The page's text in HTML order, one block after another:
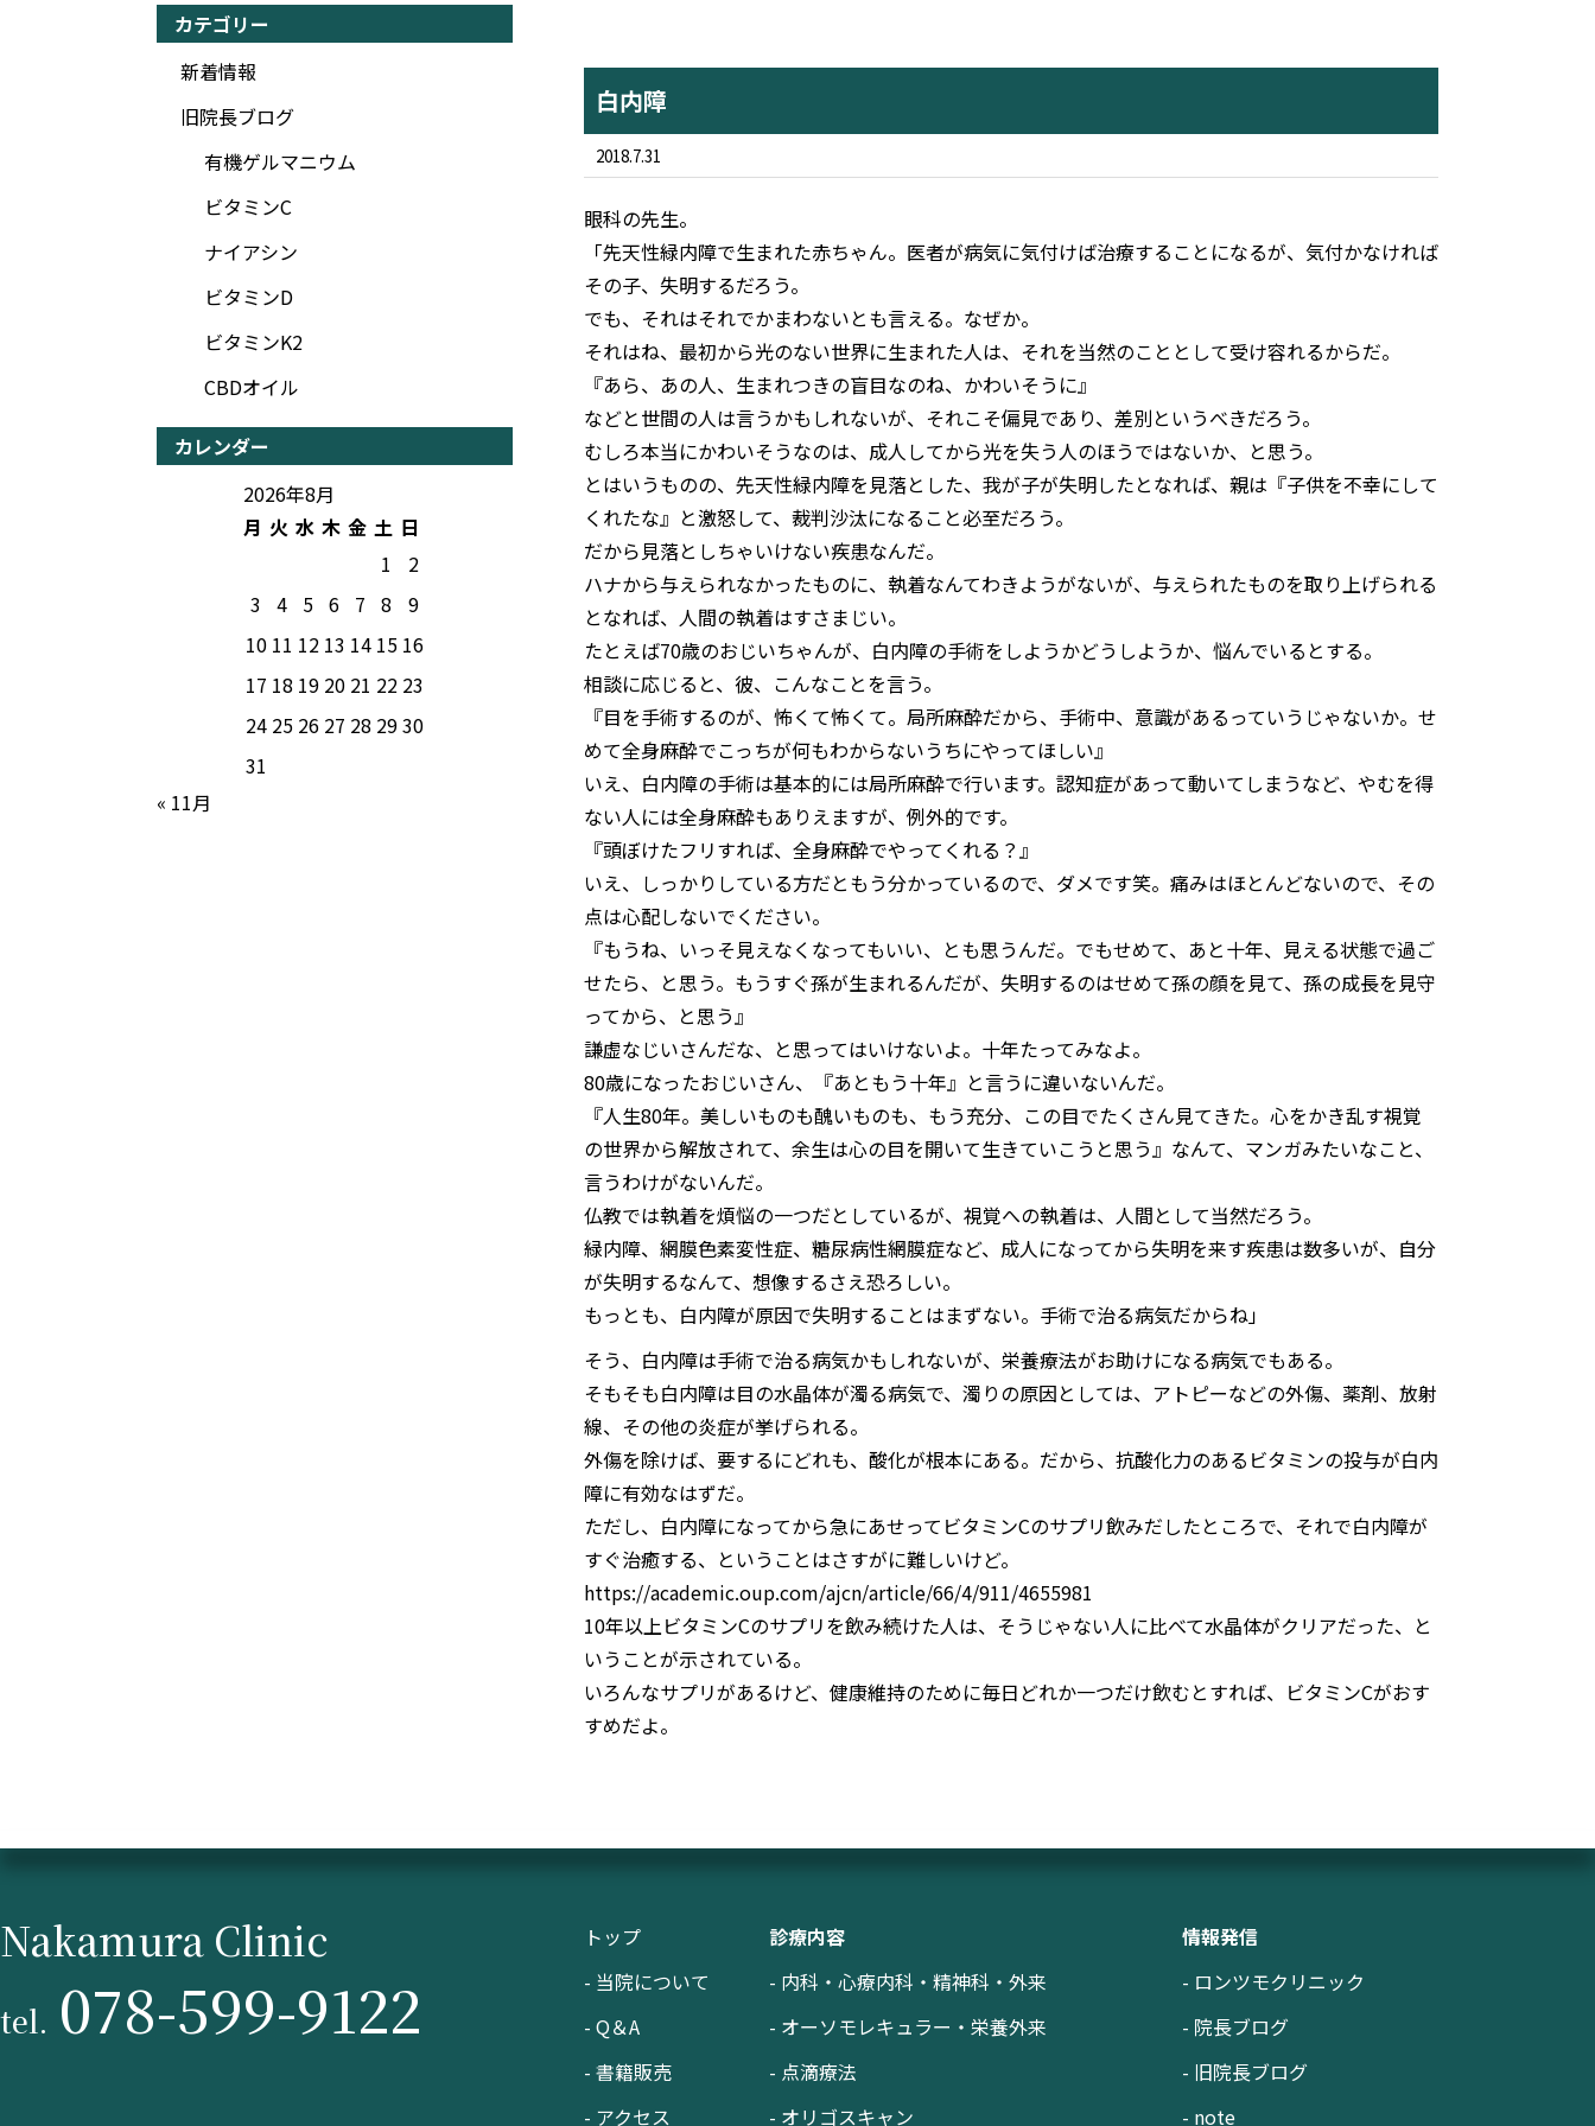
白内障
2018.7.31
眼科の先生。
「先天性緑内障で生まれた赤ちゃん。医者が病気に気付けば治療することになるが、気付かなければ
その子、失明するだろう。
でも、それはそれでかまわないとも言える。なぜか。
それはね、最初から光のない世界に生まれた人は、それを当然のこととして受け容れるからだ。
『あら、あの人、生まれつきの盲目なのね、かわいそうに』
などと世間の人は言うかもしれないが、それこそ偏見であり、差別というべきだろう。
むしろ本当にかわいそうなのは、成人してから光を失う人のほうではないか、と思う。
とはいうものの、先天性緑内障を見落とした、我が子が失明したとなれば、親は『子供を不幸にして
くれたな』と激怒して、裁判沙汰になること必至だろう。
だから見落としちゃいけない疾患なんだ。
ハナから与えられなかったものに、執着なんてわきようがないが、与えられたものを取り上げられる
となれば、人間の執着はすさまじい。
たとえば70歳のおじいちゃんが、白内障の手術をしようかどうしようか、悩んでいるとする。
相談に応じると、彼、こんなことを言う。
『目を手術するのが、怖くて怖くて。局所麻酔だから、手術中、意識があるっていうじゃないか。せ
めて全身麻酔でこっちが何もわからないうちにやってほしい』
いえ、白内障の手術は基本的には局所麻酔で行います。認知症があって動いてしまうなど、やむを得
ない人には全身麻酔もありえますが、例外的です。
『頭ぼけたフリすれば、全身麻酔でやってくれる？』
いえ、しっかりしている方だともう分かっているので、ダメです笑。痛みはほとんどないので、その
点は心配しないでください。
『もうね、いっそ見えなくなってもいい、とも思うんだ。でもせめて、あと十年、見える状態で過ご
せたら、と思う。もうすぐ孫が生まれるんだが、失明するのはせめて孫の顔を見て、孫の成長を見守
ってから、と思う』
謙虚なじいさんだな、と思ってはいけないよ。十年たってみなよ。
80歳になったおじいさん、『あともう十年』と言うに違いないんだ。
『人生80年。美しいものも醜いものも、もう充分、この目でたくさん見てきた。心をかき乱す視覚
の世界から解放されて、余生は心の目を開いて生きていこうと思う』なんて、マンガみたいなこと、
言うわけがないんだ。
仏教では執着を煩悩の一つだとしているが、視覚への執着は、人間として当然だろう。
緑内障、網膜色素変性症、糖尿病性網膜症など、成人になってから失明を来す疾患は数多いが、自分
が失明するなんて、想像するさえ恐ろしい。
もっとも、白内障が原因で失明することはまずない。手術で治る病気だからね」
そう、白内障は手術で治る病気かもしれないが、栄養療法がお助けになる病気でもある。
そもそも白内障は目の水晶体が濁る病気で、濁りの原因としては、アトピーなどの外傷、薬剤、放射
線、その他の炎症が挙げられる。
外傷を除けば、要するにどれも、酸化が根本にある。だから、抗酸化力のあるビタミンの投与が白内
障に有効なはずだ。
ただし、白内障になってから急にあせってビタミンCのサプリ飲みだしたところで、それで白内障が
すぐ治癒する、ということはさすがに難しいけど。
https://academic.oup.com/ajcn/article/66/4/911/4655981
10年以上ビタミンCのサプリを飲み続けた人は、そうじゃない人に比べて水晶体がクリアだった、と
いうことが示されている。
いろんなサプリがあるけど、健康維持のために毎日どれか一つだけ飲むとすれば、ビタミンCがおす
すめだよ。
カテゴリー
新着情報
旧院長ブログ
有機ゲルマニウム
ビタミンC
ナイアシン
ビタミンD
ビタミンK2
CBDオイル
カレンダー
2026年8月
月 火 水 木 金 土 日
1
2
3 4 5 6 7 8
9
10 11 12 13 14 15 16
17 18 19 20 21 22 23
24 25 26 27 28 2930
31
« 11月
Nakamura Clinic
tel. 078-599-9122
トップ
- 当院について
- Q＆A
- 書籍販売
- アクセス
診療内容
- 内科・心療内科・精神科・外来
- オーソモレキュラー・栄養外来
- 点滴療法
- オリゴスキャン
情報発信
- ロンツモクリニック
- 院長ブログ
- 旧院長ブログ
- note